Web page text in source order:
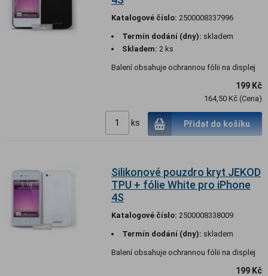
Katalogové číslo: 2500008337996
Termín dodání (dny): skladem
Skladem: 2 ks
Balení obsahuje ochrannou fólii na displej
199 Kč
164,50 Kč (Cena)
ks Přidat do košíku
Silikonové pouzdro kryt JEKOD
TPU + fólie White pro iPhone
4S
Katalogové číslo: 2500008338009
Termín dodání (dny): skladem
Balení obsahuje ochrannou fólii na displej
199 Kč